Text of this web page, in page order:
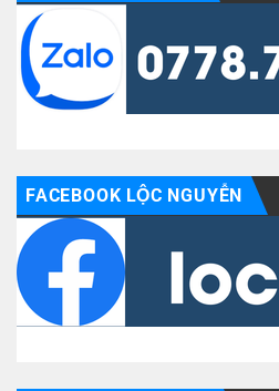
FACEBOOK LỘC NGUYỄN